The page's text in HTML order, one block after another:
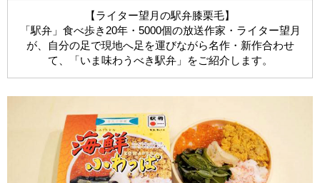
【ライター望月の駅弁膝栗毛】
「駅弁」食べ歩き20年・5000個の放送作家・ライター望月
が、自分の足で現地へ足を運びながら名作・新作合わせ
て、「いま味わうべき駅弁」をご紹介します。